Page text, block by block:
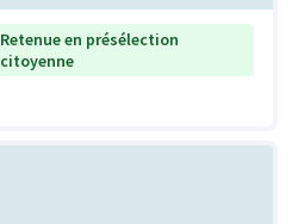
Retenue en présélection
citoyenne